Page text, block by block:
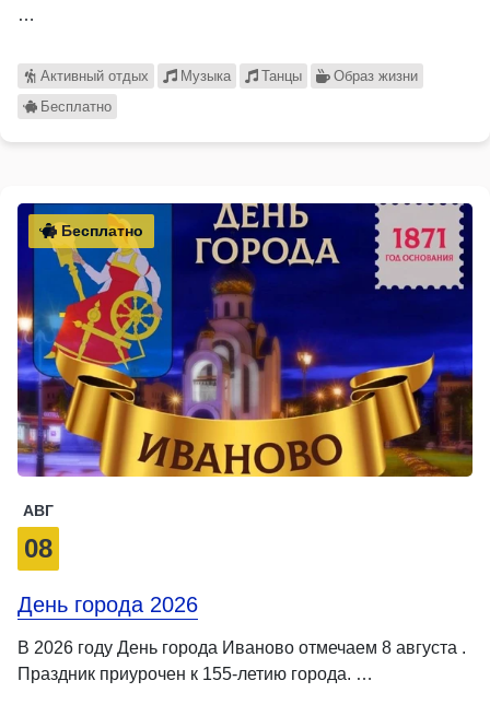
…
Активный отдых Музыка Танцы
Образ жизни
Бесплатно
Бесплатно
АВГ
08
День города 2026
В 2026 году День города Иваново отмечаем 8 августа .
Праздник приурочен к 155-летию города. …